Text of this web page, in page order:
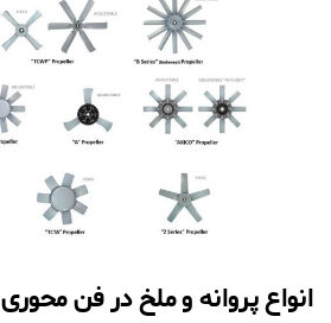
انواع پروانه و ملخ در فن محوری